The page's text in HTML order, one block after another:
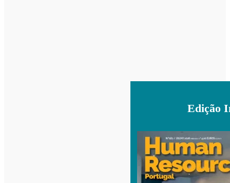
Edição